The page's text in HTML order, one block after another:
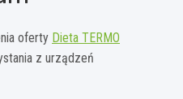
oferty Dieta TERMO
z urządzeń